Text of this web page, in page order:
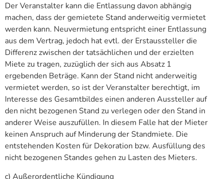
Der Veranstalter kann die Entlassung davon abhängig
machen, dass der gemietete Stand anderweitig vermietet
werden kann. Neuvermietung entspricht einer Entlassung
aus dem Vertrag, jedoch hat evtl. der Erstaussteller die
Differenz zwischen der tatsächlichen und der erzielten
Miete zu tragen, zuzüglich der sich aus Absatz 1
ergebenden Beträge. Kann der Stand nicht anderweitig
vermietet werden, so ist der Veranstalter berechtigt, im
Interesse des Gesamtbildes einen anderen Aussteller auf
den nicht bezogenen Stand zu verlegen oder den Stand in
anderer Weise auszufüllen. In diesem Falle hat der Mieter
keinen Anspruch auf Minderung der Standmiete. Die
entstehenden Kosten für Dekoration bzw. Ausfüllung des
nicht bezogenen Standes gehen zu Lasten des Mieters.
c) Außerordentliche Kündigung